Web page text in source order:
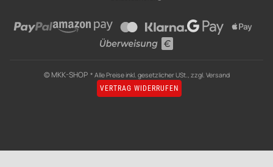
© MKK-SHOP* Alle Preise inkl. gesetzlicher USt., zzgl. Versand
VERTRAG WIDERRUFEN